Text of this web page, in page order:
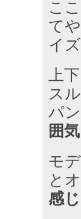
こ
て
イ
上
ス
パ
囲気
モ
と
感じ